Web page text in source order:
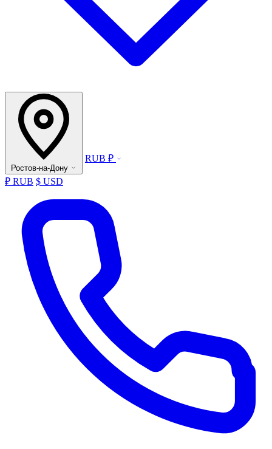
Ростов-на-Дону
RUB ₽
₽ RUB $ USD